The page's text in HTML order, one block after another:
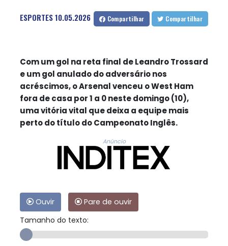
ESPORTES10.05.2026 Compartilhar Compartilhar
Com um gol na reta final de Leandro Trossard
e um gol anulado do adversário nos
acréscimos, o Arsenal venceu o West Ham
fora de casa por 1 a 0 neste domingo (10),
uma vitória vital que deixa a equipe mais
perto do título do Campeonato Inglês.
Anúncio
Ouvir
Pare de ouvir
Tamanho do texto: